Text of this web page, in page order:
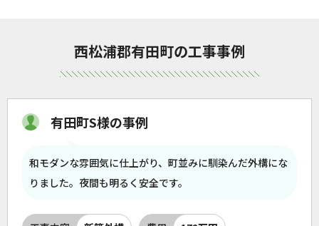
西松浦郡有田町の工事事例
有田町S様の事例
和モダンな雰囲気に仕上がり、町並みに馴染んだ外構にな
りました。夜間も明るく安全です。